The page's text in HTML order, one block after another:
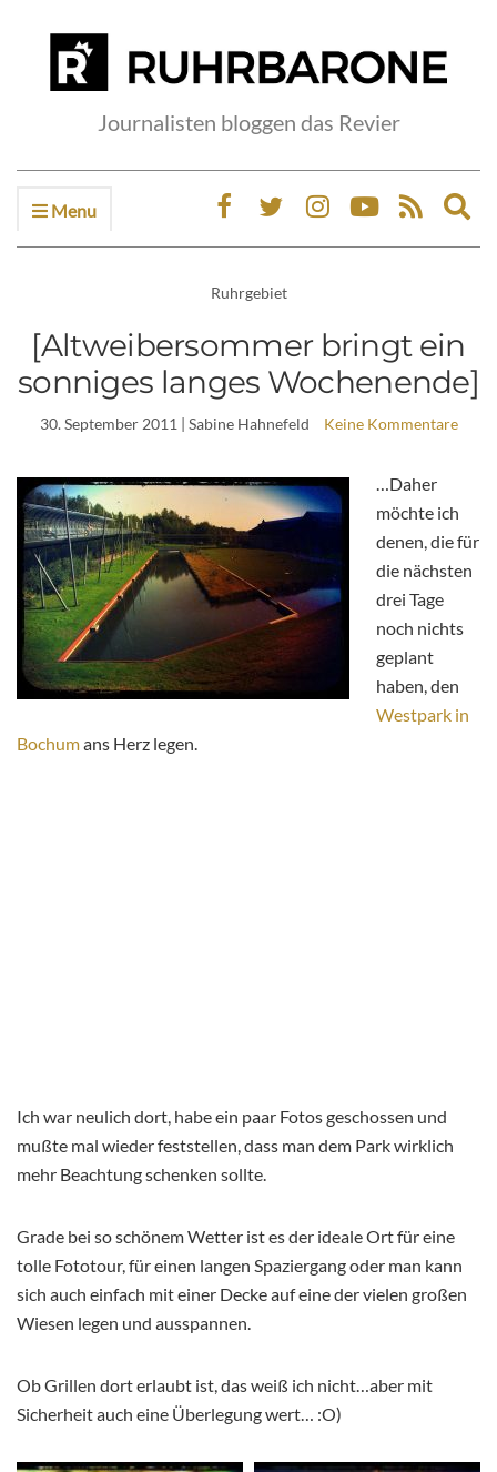
Journalisten bloggen das Revier
Menu
Ruhrgebiet
[Altweibersommer bringt ein
sonniges langes Wochenende]
30. September 2011 | Sabine Hahnefeld Keine Kommentare
…Daher
möchte ich
denen, die für
die nächsten
drei Tage
noch nichts
geplant
haben, den
Westpark in
Bochumans Herz legen.
Ich war neulich dort, habe ein paar Fotos geschossen und
mußte mal wieder feststellen, dass man dem Park wirklich
mehr Beachtung schenken sollte.
Grade bei so schönem Wetter ist es der ideale Ort für eine
tolle Fototour, für einen langen Spaziergang oder man kann
sich auch einfach mit einer Decke auf eine der vielen großen
Wiesen legen und ausspannen.
Ob Grillen dort erlaubt ist, das weiß ich nicht…aber mit
Sicherheit auch eine Überlegung wert… :O)